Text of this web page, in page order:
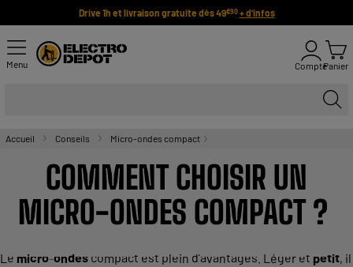
Drive 1h et livraison gratuite dès 49€90 + d'infos
Menu ComptePanier
Accueil Conseils Micro-ondes compact
COMMENT CHOISIR UN
MICRO-ONDES COMPACT ?
Le micro-ondes compact est plein d’avantages. Léger et petit, il